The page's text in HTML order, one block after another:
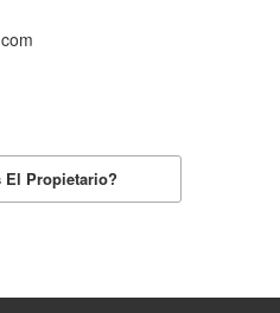
El Propietario?